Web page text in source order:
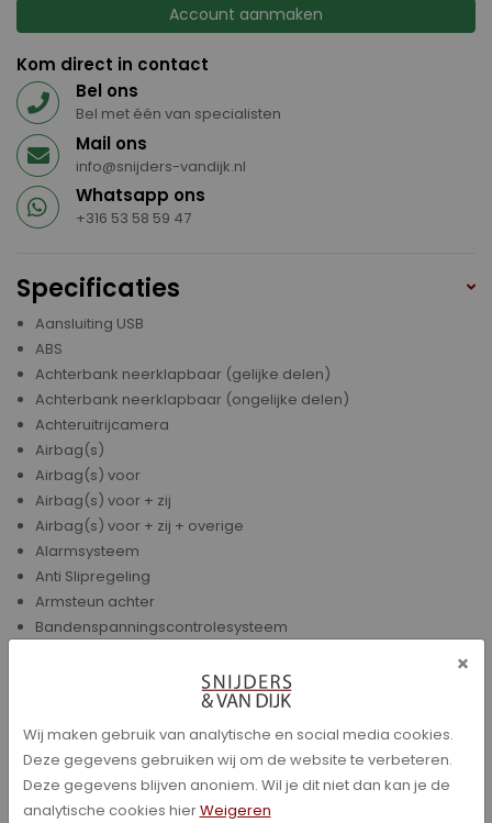
Account aanmaken
Kom direct in contact
Bel ons
Bel met één van specialisten
Mail ons
info@snijders-vandijk.nl
Whatsapp ons
+316 53 58 59 47
Specificaties
Aansluiting USB
ABS
Achterbank neerklapbaar (gelijke delen)
Achterbank neerklapbaar (ongelijke delen)
Achteruitrijcamera
Airbag(s)
Airbag(s) voor
Airbag(s) voor + zij
Airbag(s) voor + zij + overige
Alarmsysteem
Anti Slipregeling
Armsteun achter
Bandenspanningscontrolesysteem
Binnenspiegel automatisch dimmend
Bots waarschuwing systeem
Buitensp elektrisch verwarmbaar
Chroom delen exterieur
Climate control
×
Wij maken gebruik van analytische en social media cookies.
Deze gegevens gebruiken wij om de website te verbeteren.
Deze gegevens blijven anoniem. Wil je dit niet dan kan je de
analytische cookies hierWeigeren